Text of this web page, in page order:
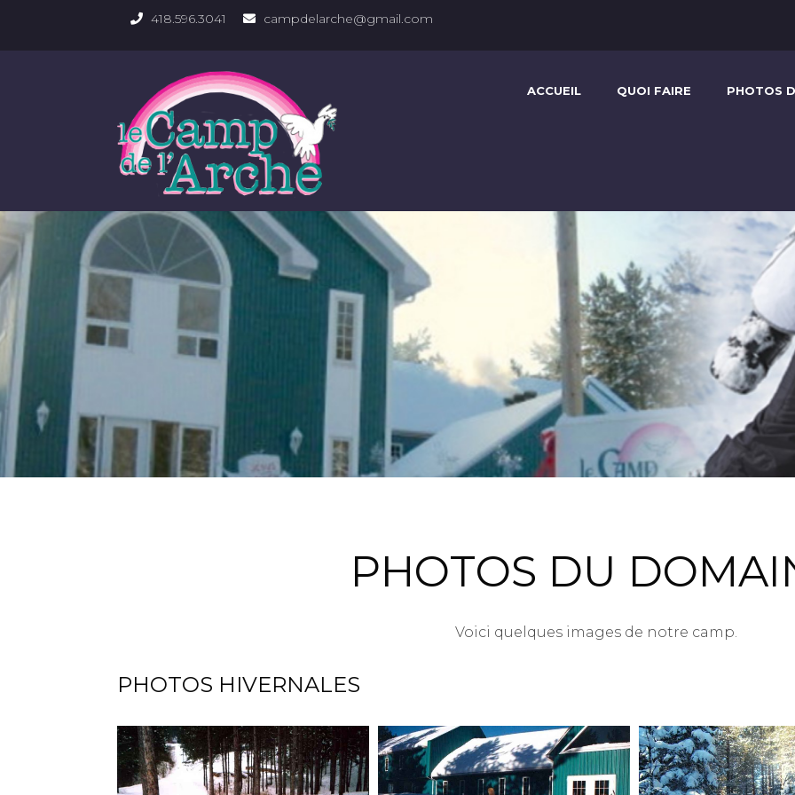
418.596.3041 campdelarche@gmail.com
ACCUEIL QUOI FAIRE PHOTOS
PHOTOS DU
Voici quelques images de notre camp.
PHOTOS HIVERNALES